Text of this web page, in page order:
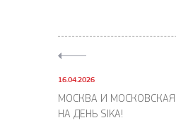
16.04.2026
МОСКВА И
НА ДЕНЬ SIKA!